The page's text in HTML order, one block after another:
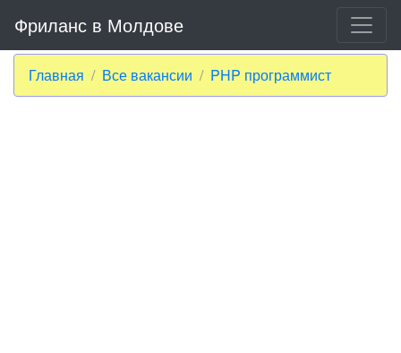
Фриланс в Молдове
Главная Все вакансии PHP программист